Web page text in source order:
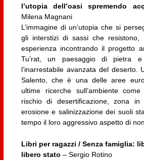
l’utopia dell’oasi spremendo
Milena Magnani
L’immagine di un’utopia che si
gli interstizi di sassi che
esperienza incontrando il progetto
Tu’rat, un paesaggio di pietra
l’inarrestabile avanzata del deserto.
Salento, che è una delle aree
ultime ricerche sull’ambiente
rischio di desertificazione, zona
erosione e salinizzazione dei suoli
tempo il loro aggressivo aspetto di
Libri per ragazzi / Senza famiglia:
libero stato – Sergio Rotino